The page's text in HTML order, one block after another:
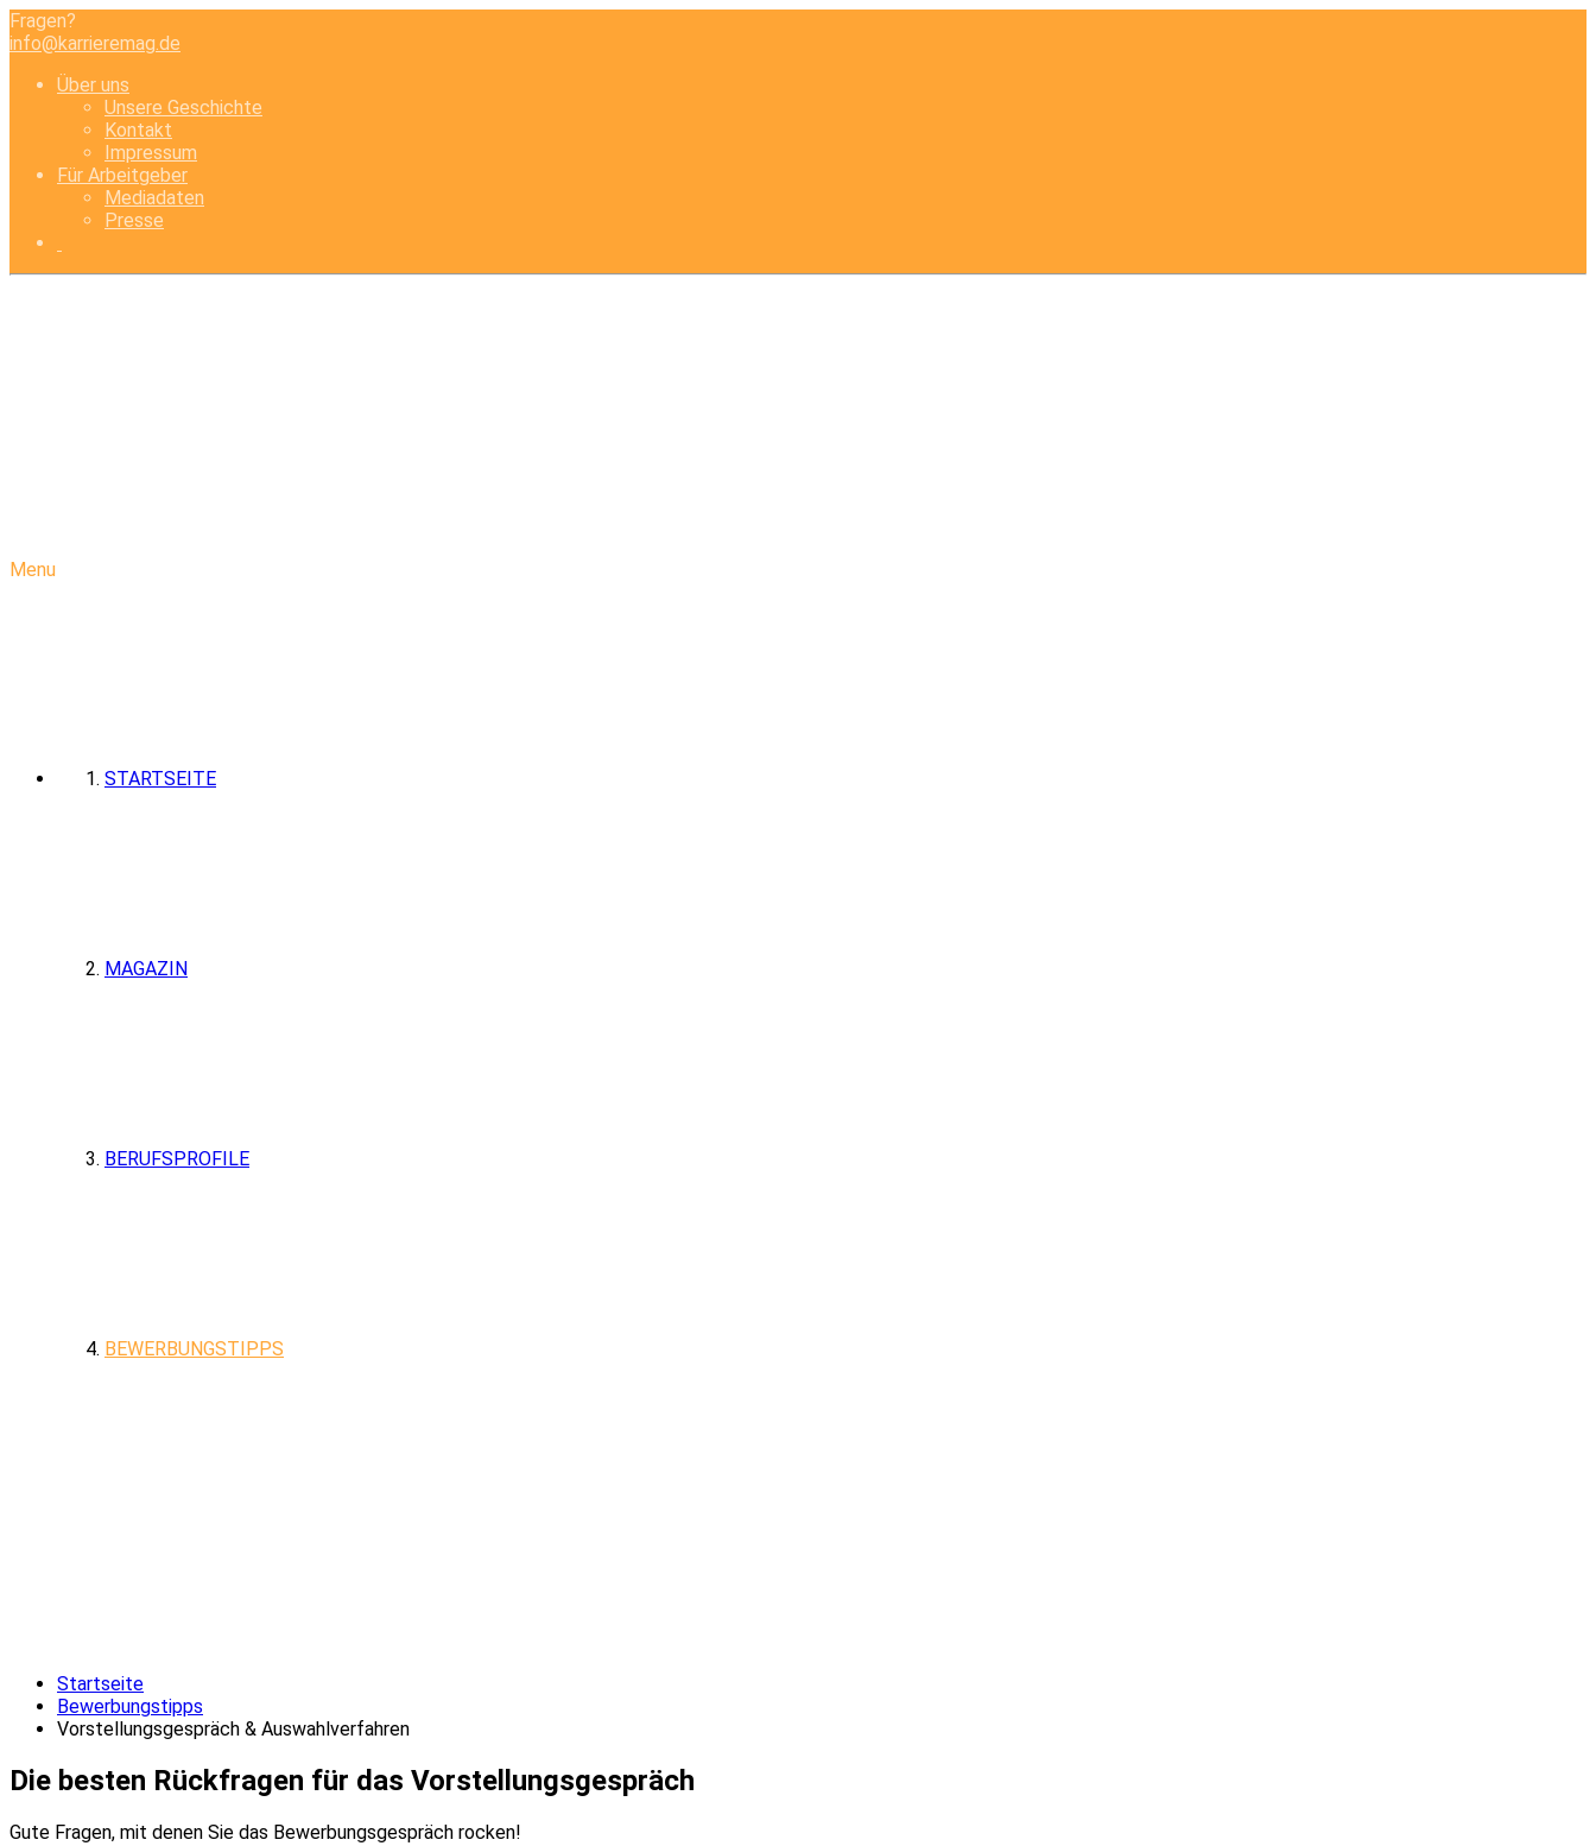
Fragen?
info@karrieremag.de
Über uns
Unsere Geschichte
Kontakt
Impressum
Für Arbeitgeber
Mediadaten
Presse
Menu
STARTSEITE
MAGAZIN
BERUFSPROFILE
BEWERBUNGSTIPPS
Startseite
Bewerbungstipps
Vorstellungsgespräch & Auswahlverfahren
Die besten Rückfragen für das Vorstellungsgespräch
Gute Fragen, mit denen Sie das Bewerbungsgespräch rocken!